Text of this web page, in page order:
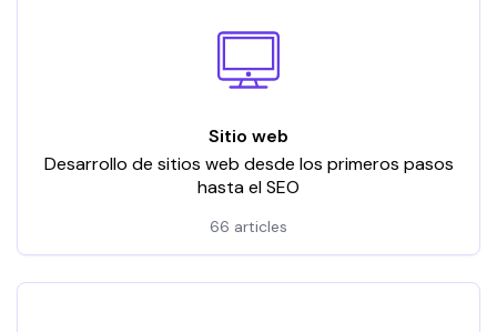
Sitio web
Desarrollo de sitios web desde los primeros pasos
hasta el SEO
66 articles